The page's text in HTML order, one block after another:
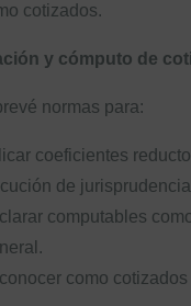
cotizados.
y cómputo de
normas para:
coeficientes
de
computables
como